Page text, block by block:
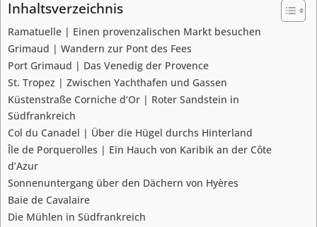
Inhaltsverzeichnis
Ramatuelle | Einen provenzalischen Markt besuchen
Grimaud | Wandern zur Pont des Fees
Port Grimaud | Das Venedig der Provence
St. Tropez | Zwischen Yachthafen und Gassen
Küstenstraße Corniche d‘Or | Roter Sandstein in
Südfrankreich
Col du Canadel | Über die Hügel durchs Hinterland
Île de Porquerolles | Ein Hauch von Karibik an der Côte
d’Azur
Sonnenuntergang über den Dächern von Hyères
Baie de Cavalaire
Die Mühlen in Südfrankreich